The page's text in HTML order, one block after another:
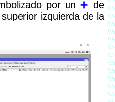
por un ➕ de
izquierda de la